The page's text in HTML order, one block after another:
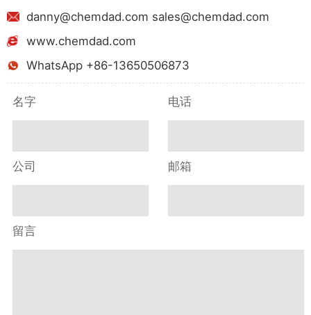
danny@chemdad.com sales@chemdad.com
www.chemdad.com
WhatsApp +86-13650506873
名字 电话
公司 邮箱
留言